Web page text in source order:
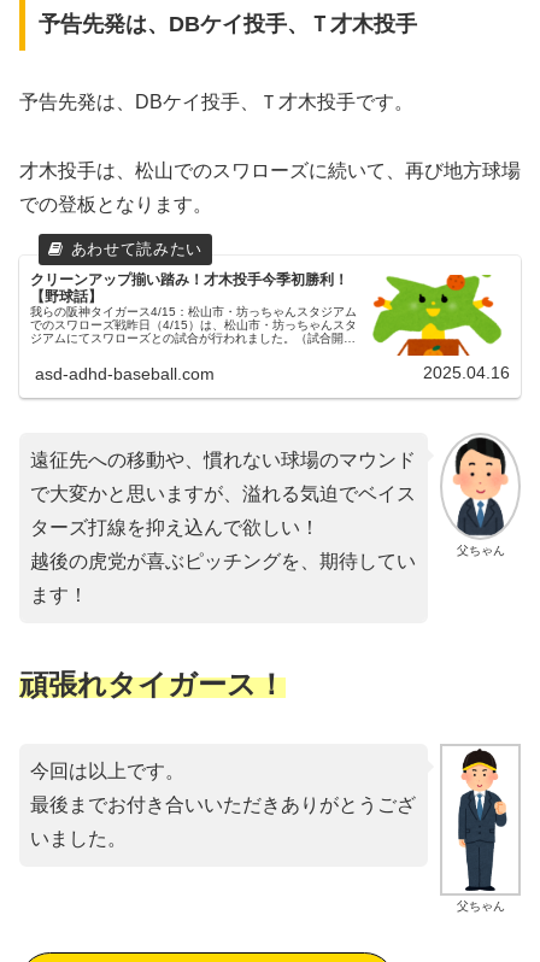
予告先発は、DBケイ投手、Ｔ才木投手
予告先発は、DBケイ投手、Ｔ才木投手です。
才木投手は、松山でのスワローズに続いて、再び地方球場
での登板となります。
クリーンアップ揃い踏み！才木投手今季初勝利！
【野球話】
我らの阪神タイガース4/15：松山市・坊っちゃんスタジアム
でのスワローズ戦昨日（4/15）は、松山市・坊っちゃんスタ
ジアムにてスワローズとの試合が行われました。（試合開始
asd-adhd-baseball.com 2025.04.16
父ちゃん
遠征先への移動や、慣れない球場のマウンド
で大変かと思いますが、溢れる気迫でベイス
ターズ打線を抑え込んで欲しい！
越後の虎党が喜ぶピッチングを、期待してい
ます！
頑張れタイガース！
父ちゃん
今回は以上です。
最後までお付き合いいただきありがとうござ
いました。